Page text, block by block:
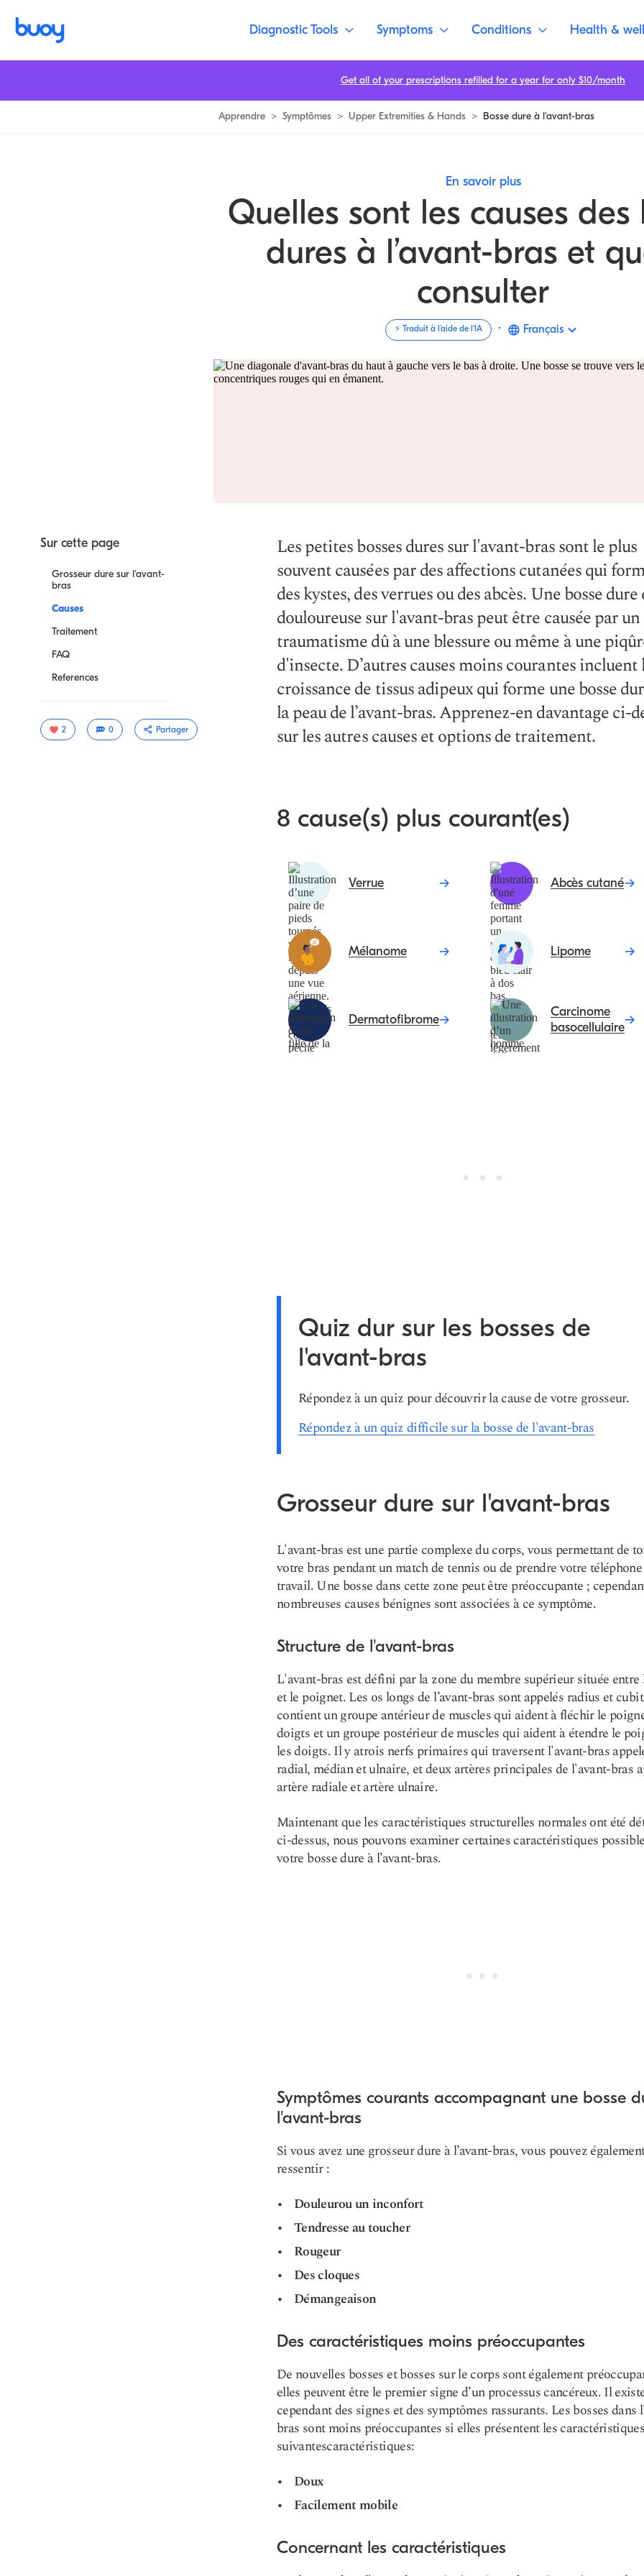
Diagnostic Tools Symptoms Conditions Health &
Apprendre > Symptômes > Upper Extremities & Hands > Bosse dure à l'avant-bras
En savoir plus
Quelles sont les causes des
dures à l’avant-bras et
consulter
⚡️ Traduit à l'aide de l'IA · Français
Sur cette page
Grosseur dure sur l'avant-
bras
Causes
Traitement
FAQ
References
2 0 Partager
Les petites bosses dures sur l'avant-bras sont le plus
souvent causées par des affections cutanées qui
des kystes, des verrues ou des abcès. Une bosse dure
douloureuse sur l'avant-bras peut être causée par un
traumatisme dû à une blessure ou même à une
d'insecte. D’autres causes moins courantes incluent
croissance de tissus adipeux qui forme une bosse
la peau de l’avant-bras. Apprenez-en davantage ci-
sur les autres causes et options de traitement.
8 cause(s) plus courant(es)
Verrue Abcès cutané
Mélanome Lipome
Dermatofibrome
Carcinome
basocellulaire
Quiz dur sur les bosses de
l'avant-bras
Répondez à un quiz pour découvrir la cause de votre grosseur.
Répondez à un quiz difficile sur la bosse de l'avant-bras
Grosseur dure sur l'avant-bras
L'avant-bras est une partie complexe du corps, vous permettant de
votre bras pendant un match de tennis ou de prendre votre
travail. Une bosse dans cette zone peut être préoccupante ;
nombreuses causes bénignes sont associées à ce symptôme.
Structure de l'avant-bras
L'avant-bras est défini par la zone du membre supérieur située entre
et le poignet. Les os longs de l’avant-bras sont appelés radius et
contient un groupe antérieur de muscles qui aident à fléchir le
doigts et un groupe postérieur de muscles qui aident à étendre le
les doigts. Il y atrois nerfs primairesqui traversent l'avant-bras
radial, médian et ulnaire, et deux artères principales de l'avant-bras
artère radiale et artère ulnaire.
Maintenant que les caractéristiques structurelles normales ont été
ci-dessus, nous pouvons examiner certaines caractéristiques
votre bosse dure à l’avant-bras.
Symptômes courants accompagnant une bosse
l'avant-bras
Si vous avez une grosseur dure à l’avant-bras, vous pouvez
ressentir :
Douleurou un inconfort
Tendresse au toucher
Rougeur
Des cloques
Démangeaison
Des caractéristiques moins préoccupantes
De nouvelles bosses et bosses sur le corps sont également
elles peuvent être le premier signe d’un processus cancéreux. Il
cependant des signes et des symptômes rassurants. Les bosses dans
bras sont moins préoccupantes si elles présentent les caractéristiques
suivantescaractéristiques:
Doux
Facilement mobile
Concernant les caractéristiques
Get all of your prescriptions refilled for a year for only $10/month